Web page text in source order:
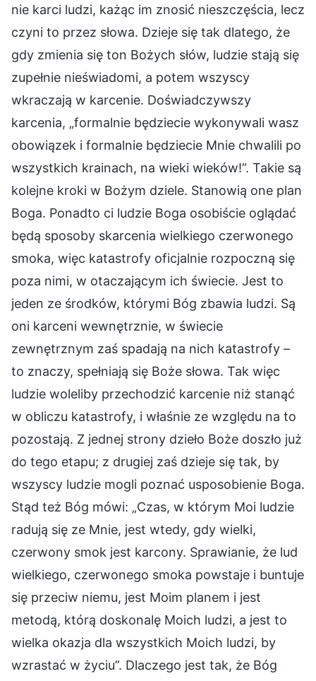
nie karci ludzi, każąc im znosić nieszczęścia, lecz
czyni to przez słowa. Dzieje się tak dlatego, że
gdy zmienia się ton Bożych słów, ludzie stają się
zupełnie nieświadomi, a potem wszyscy
wkraczają w karcenie. Doświadczywszy
karcenia, „formalnie będziecie wykonywali wasz
obowiązek i formalnie będziecie Mnie chwalili po
wszystkich krainach, na wieki wieków!”. Takie są
kolejne kroki w Bożym dziele. Stanowią one plan
Boga. Ponadto ci ludzie Boga osobiście oglądać
będą sposoby skarcenia wielkiego czerwonego
smoka, więc katastrofy oficjalnie rozpoczną się
poza nimi, w otaczającym ich świecie. Jest to
jeden ze środków, którymi Bóg zbawia ludzi. Są
oni karceni wewnętrznie, w świecie
zewnętrznym zaś spadają na nich katastrofy –
to znaczy, spełniają się Boże słowa. Tak więc
ludzie woleliby przechodzić karcenie niż stanąć
w obliczu katastrofy, i właśnie ze względu na to
pozostają. Z jednej strony dzieło Boże doszło już
do tego etapu; z drugiej zaś dzieje się tak, by
wszyscy ludzie mogli poznać usposobienie Boga.
Stąd też Bóg mówi: „Czas, w którym Moi ludzie
radują się ze Mnie, jest wtedy, gdy wielki,
czerwony smok jest karcony. Sprawianie, że lud
wielkiego, czerwonego smoka powstaje i buntuje
się przeciw niemu, jest Moim planem i jest
metodą, którą doskonalę Moich ludzi, a jest to
wielka okazja dla wszystkich Moich ludzi, by
wzrastać w życiu”. Dlaczego jest tak, że Bóg